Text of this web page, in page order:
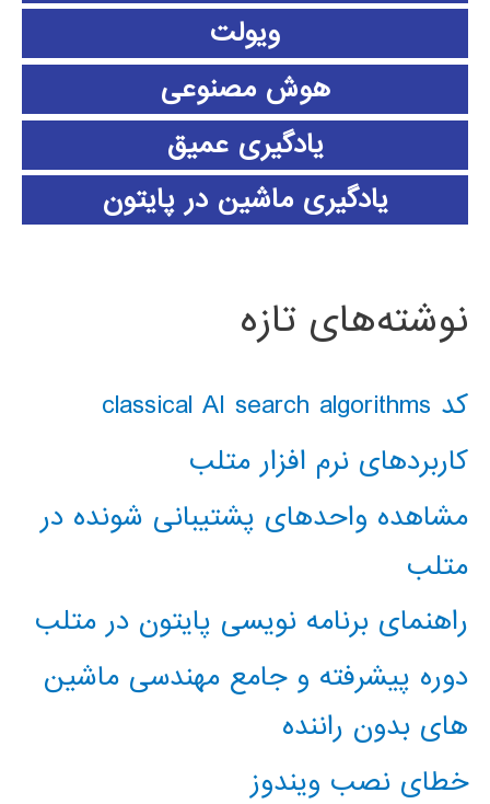
ویولت
هوش مصنوعی
یادگیری عمیق
یادگیری ماشین در پایتون
نوشته‌های تازه
کد classical AI search algorithms
کاربردهای نرم افزار متلب
مشاهده واحدهای پشتیبانی شونده در
متلب
راهنمای برنامه نویسی پایتون در متلب
دوره پیشرفته و جامع مهندسی ماشین
های بدون راننده
خطای نصب ویندوز